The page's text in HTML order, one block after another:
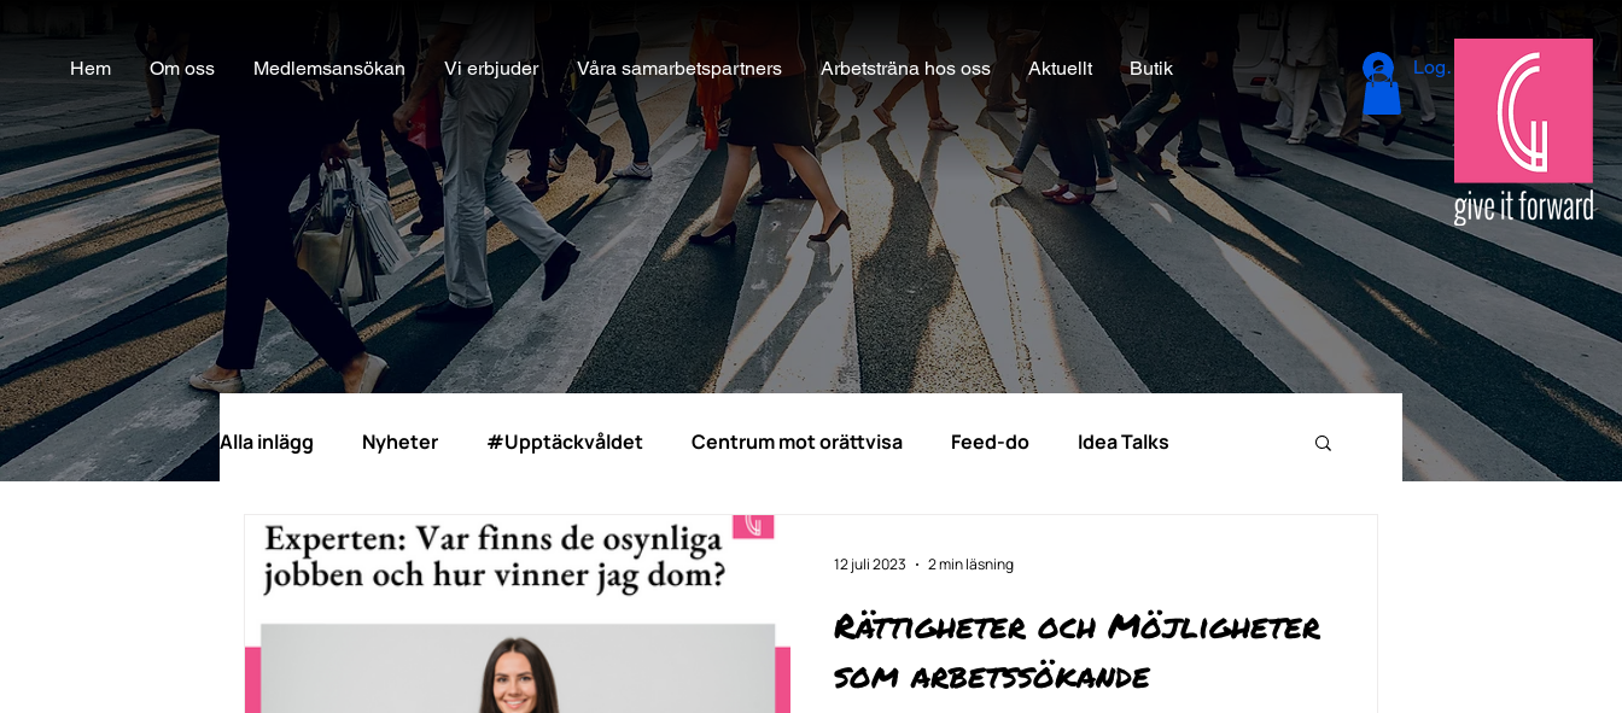
Hem Om oss Medlemsansökan Vi erbjuder Våra samarbetspartners Arbetsträna hos oss Aktuellt Butik Logga in
Alla inlägg Nyheter #Upptäckvåldet Centrum mot orättvisa Feed-do Idea Talks
Möjlighetsinkubatorn Rapporter
Rättigheter och Möjligheter
som arbetssökande
12 juli 2023 2 min läsning